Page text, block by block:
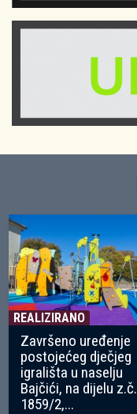
REALIZIRANO
Završeno uređenje
postojećeg dječjeg
igrališta u naselju
Bajčići, na dijelu z.č.
1859/2,...